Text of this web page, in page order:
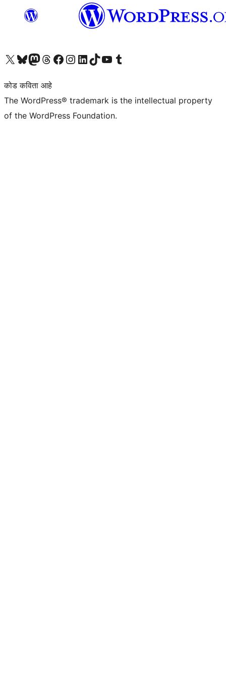
आमच्या X (एक्स) (पूर्वीचे ट्विटर) खात्याला भेट द्या आमच्या ब्लूस्की खात्याला भेट द्या.आमच्या Mastodon खात्याला भेट द्या.आमच्या थ्रेड्स खात्याला भेट द्या. आमच्या फेसबुक पेजला भेट द्या आमच्या इंस्टाग्राम खात्याला भेट द्या आमच्या लिंक्डइन खात्याला भेट द्या आमच्या टिकटॉक अकाउंटला भेट द्या.आमच्या यूट्यूब चॅनेलला भेट द्या आमच्या टंबलर खात्याला भेट द्या.
कोड कविता आहे
The WordPress® trademark is the intellectual property
of the WordPress Foundation.